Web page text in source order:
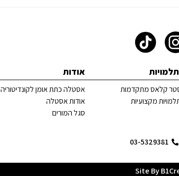
קלאס מתקדמות
מקצועיות
אודות
אסטלה כתת אומן לקונדיטוריה
אודות אסטלה
סגל המורים
03-5329381
Site By